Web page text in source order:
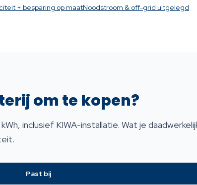
+ besparing op maatNoodstroom & off-grid uitgelegd
om te kopen?
inclusief KIWA-installatie. Wat je
Past bij